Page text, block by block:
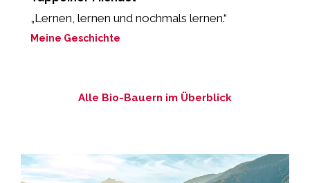
„Lernen, lernen und nochmals lernen.“
Meine Geschichte
Alle Bio-Bauern im Überblick